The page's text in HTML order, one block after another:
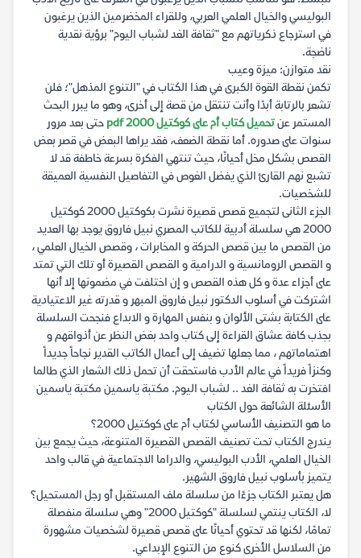
البوليسي والخيال العلمي العربي، وللقراء المخضرمين الذين يرغبون
في استرجاع ذكرياتهم مع "ثقافة الغد لشباب اليوم" برؤية نقدية
ناضجة.
نقد متوازن: ميزة وعيب
تكمن نقطة القوة الكبرى في هذا الكتاب في "التنوع المذهل"؛ فلن
تشعر بالرتابة أبدًا وأنت تنتقل من قصة إلى أخرى، وهو ما يبرر البحث
المستمر عنتحميل كتاب أم على كوكتيل 2000 pdf
حتى بعد مرور
سنوات على صدوره. أما نقطة الضعف، فقد يراها البعض في قصر بعض
القصص بشكل مخل أحيانًا، حيث تنتهي الفكرة بسرعة خاطفة قد لا
تشبع نهم القارئ الذي يفضل الغوص في التفاصيل النفسية العميقة
للشخصيات.
الجزء الثانى لتجميع قصص قصيرة نشرت بكوكتيل 2000 كوكتيل
2000 هي سلسلة أدبية للكاتب المصري نبيل فاروق يوجد بها العديد
من القصص ما بين قصص الحركة و المخابرات ، وقصص الخيال العلمي ،
و القصص الرومانسية و الدرامية و القصص القصيرة أو تلك التي تمتد
على أجزاء عدة و كل هذه القصص و إن اختلفت في مضمونها إلا أنها
اشتركت في أسلوب الدكتور نبيل فاروق المبهر و قدرته غير الاعتيادية
على الكتابة بشتى الألوان و بنفس المهارة و الابداع فنجحت السلسلة
بجذب كافة عشاق القراءة إلى كتاب واحد بغض النظر عن أذواقهم و
اهتماماتهم ، مما جعلها تضيف إلى أعمال الكاتب القدير نجاحاً جديداً
وكنزاً فريداً في عالم الأدب فاستحقت أن تحمل ذلك الشعار الذي طالما
افتخرت به ثقافة الغد .. لشباب اليوم. مكتبة ياسمين مكتبة ياسمين
الأسئلة الشائعة حول الكتاب
ما هو التصنيف الأساسي لكتاب أم على كوكتيل 2000؟
يندرج الكتاب تحت تصنيف القصص القصيرة المتنوعة، حيث يجمع بين
الخيال العلمي، الأدب البوليسي، والدراما الاجتماعية في قالب واحد
يتميز بأسلوب نبيل فاروق الشهير.
هل يعتبر الكتاب جزءًا من سلسلة ملف المستقبل أو رجل المستحيل؟
لا، الكتاب ينتمي لسلسلة "كوكتيل 2000" وهي سلسلة منفصلة
تمامًا، لكنها قد تحتوي أحيانًا على قصص قصيرة لشخصيات مشهورة
من السلاسل الأخرى كنوع من التنوع الإبداعي.